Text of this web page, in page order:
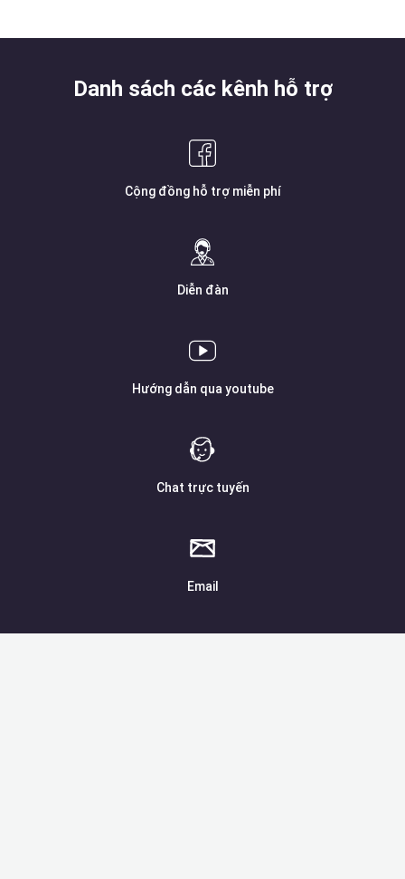
Danh sách các kênh hỗ trợ
Cộng đồng hỗ trợ miễn phí
Diễn đàn
Hướng dẫn qua youtube
Chat trực tuyến
Email